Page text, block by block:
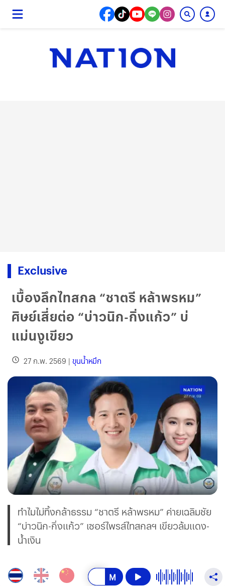
Exclusive
เบื้องลึกไทสกล “ชาตรี หล้าพรหม”
ศิษย์เสี่ยต่อ “บ่าวนิก-กิ่งแก้ว” บ่
แม่นงูเขียว
27 ก.พ. 2569 | ขุนน้ำหมึก
ทำไมไม่ทิ้งกล้าธรรม “ชาตรี หล้าพรหม” ค่ายเฉลิมชัย
“บ่าวนิก-กิ่งแก้ว” เซอร์ไพรส์ไทสกลฯ เขียวล้มแดง-
น้ำเงิน